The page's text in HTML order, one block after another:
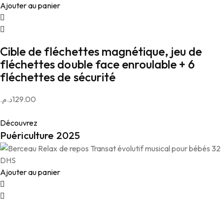
Ajouter au panier
Cible de fléchettes magnétique, jeu de
fléchettes double face enroulable + 6
fléchettes de sécurité
129.00د.م.
Découvrez
Puériculture 2025
Ajouter au panier